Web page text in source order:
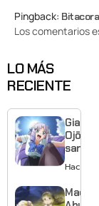
Pingback:
Los comentarios
LO MÁS
RECIENTE
Giant
Ojō-
sama
revela
visual y
estreno
Hace 1
Made in